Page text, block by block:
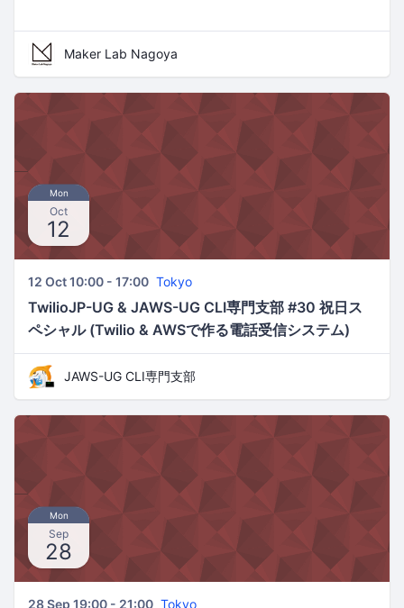
Maker Lab Nagoya
Mon
Oct
12
12 Oct 10:00 - 17:00 Tokyo
TwilioJP-UG & JAWS-UG CLI専門支部 #30 祝日ス
ペシャル (Twilio & AWSで作る電話受信システム)
JAWS-UG CLI専門支部
Mon
Sep
28
28 Sep 19:00 - 21:00 Tokyo